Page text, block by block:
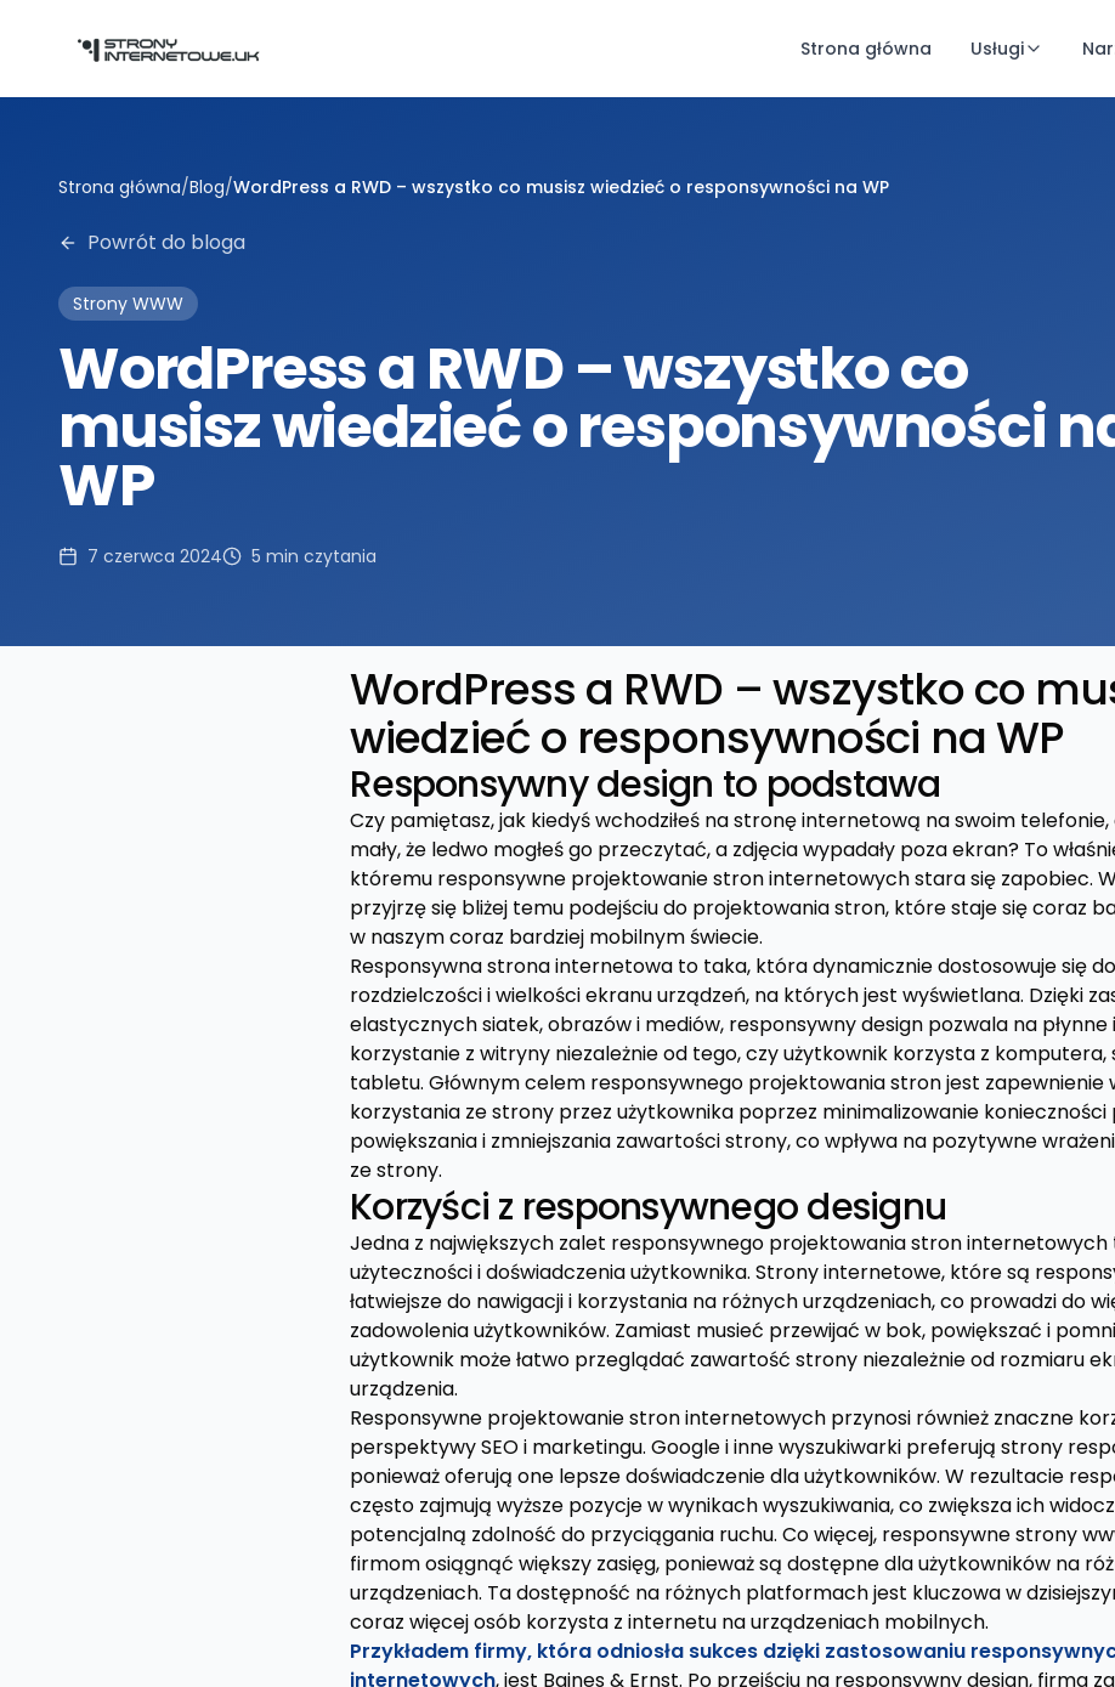
Strona główna Usługi
Strona główna/Blog/WordPress a RWD – wszystko co musisz wiedzieć o responsywności na WP
Powrót do bloga
Strony WWW
WordPress a RWD – wszystko co
musisz wiedzieć o responsywności
WP
7 czerwca 2024 5 min czytania
WordPress a RWD – wszystko co
wiedzieć o responsywności na WP
Responsywny design to podstawa
Czy pamiętasz, jak kiedyś wchodziłeś na stronę internetową na swoim
mały, że ledwo mogłeś go przeczytać, a zdjęcia wypadały poza ekran? To
któremu responsywne projektowanie stron internetowych stara się zapobiec.
przyjrzę się bliżej temu podejściu do projektowania stron, które staje się coraz
w naszym coraz bardziej mobilnym świecie.
Responsywna strona internetowa to taka, która dynamicznie dostosowuje się
rozdzielczości i wielkości ekranu urządzeń, na których jest wyświetlana. Dzięki
elastycznych siatek, obrazów i mediów, responsywny design pozwala na
korzystanie z witryny niezależnie od tego, czy użytkownik korzysta z
tabletu. Głównym celem responsywnego projektowania stron jest zapewnienie
korzystania ze strony przez użytkownika poprzez minimalizowanie konieczności
powiększania i zmniejszania zawartości strony, co wpływa na pozytywne
ze strony.
Korzyści z responsywnego designu
Jedna z największych zalet responsywnego projektowania stron
użyteczności i doświadczenia użytkownika. Strony internetowe, które są
łatwiejsze do nawigacji i korzystania na różnych urządzeniach, co prowadzi do
zadowolenia użytkowników. Zamiast musieć przewijać w bok, powiększać i
użytkownik może łatwo przeglądać zawartość strony niezależnie od rozmiaru
urządzenia.
Responsywne projektowanie stron internetowych przynosi również znaczne
perspektywy SEO i marketingu. Google i inne wyszukiwarki preferują strony
ponieważ oferują one lepsze doświadczenie dla użytkowników. W rezultacie
często zajmują wyższe pozycje w wynikach wyszukiwania, co zwiększa ich
potencjalną zdolność do przyciągania ruchu. Co więcej, responsywne strony
firmom osiągnąć większy zasięg, ponieważ są dostępne dla użytkowników na
urządzeniach. Ta dostępność na różnych platformach jest kluczowa w
coraz więcej osób korzysta z internetu na urządzeniach mobilnych.
Przykładem firmy, która odniosła sukces dzięki zastosowaniu
internetowych, jest Baines & Ernst. Po przejściu na responsywny design, firma